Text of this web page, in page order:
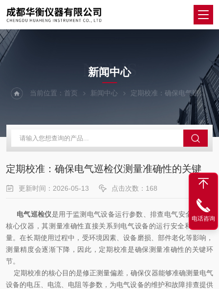
NEWS
新闻中心
当前位置：首页 新闻中心 定期校准：确保电气巡检仪测量准确性的关键
定期校准：确保电气巡检仪测量准确性的关键
更新时间：2026-05-13 点击次数：168
电气巡检仪是用于监测电气设备运行参数、排查电气安全隐患的
核心仪器，其测量准确性直接关系到电气设备的运行安全和维护质
量。在长期使用过程中，受环境因素、设备磨损、部件老化等影响，
测量精度会逐渐下降，因此，定期校准是确保测量准确性的关键环
节。
定期校准的核心目的是修正测量偏差，确保仪器能够准确测量电气
设备的电压、电流、电阻等参数，为电气设备的维护和故障排查提供
电话咨询